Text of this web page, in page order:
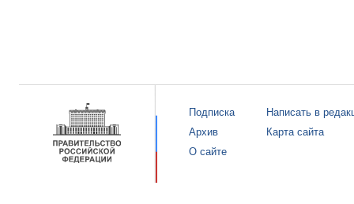
Подписка
Архив
О сайте
Написать в
Карта сайта